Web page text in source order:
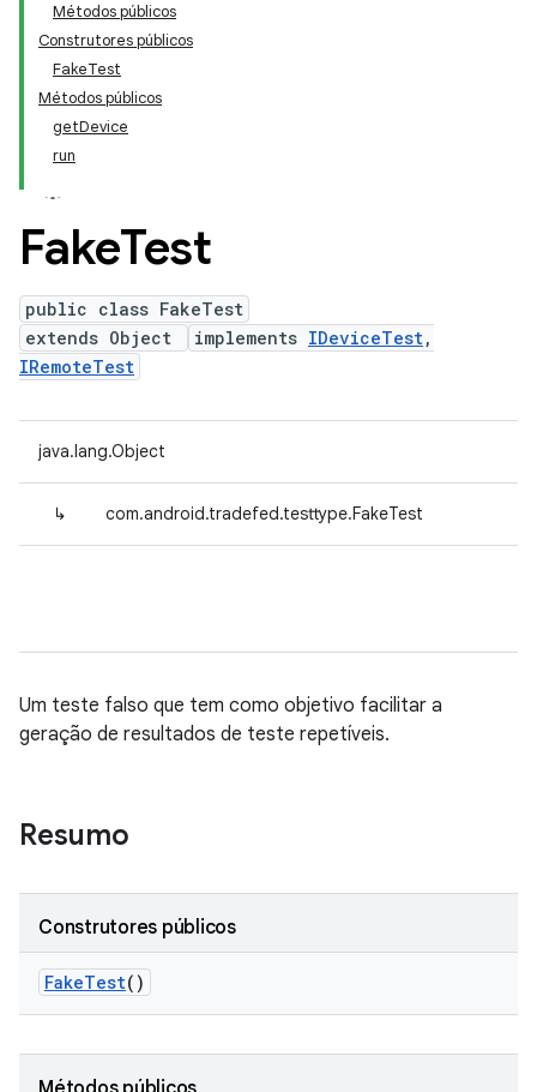
Métodos públicos
Construtores públicos
FakeTest
Métodos públicos
getDevice
run
FakeTest
public class FakeTest
extends Object
implements IDeviceTest,
IRemoteTest
java.lang.Object
↳ com.android.tradefed.testtype.FakeTest
Um teste falso que tem como objetivo facilitar a
geração de resultados de teste repetíveis.
Resumo
Construtores públicos
FakeTest()